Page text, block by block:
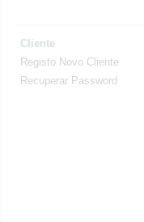
Cliente
Registo Novo Cliente
Recuperar Password